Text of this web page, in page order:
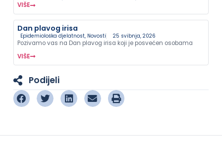
VIŠE
Dan plavog irisa
Epidemiološka djelatnost, Novosti 25 svibnja, 2026
Pozivamo vas na Dan plavog irisa koji je posvećen osobama
VIŠE
Podijeli